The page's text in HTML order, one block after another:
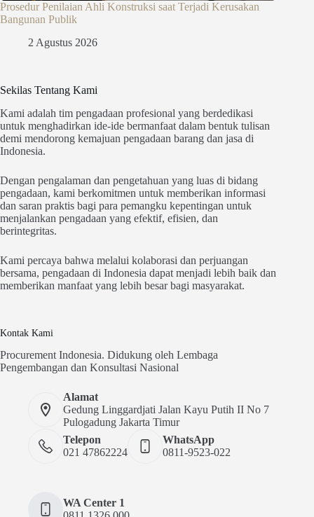
Prosedur Penilaian Ahli Konstruksi saat Terjadi Kerusakan
Bangunan Publik
2 Agustus 2026
Sekilas Tentang Kami
Kami adalah tim pengadaan profesional yang berdedikasi
untuk menghadirkan ide-ide bermanfaat dalam bentuk tulisan
demi mendorong kemajuan pengadaan barang dan jasa di
Indonesia.
Dengan pengalaman dan pengetahuan yang luas di bidang
pengadaan, kami berkomitmen untuk memberikan informasi
dan saran praktis bagi para pemangku kepentingan untuk
menjalankan pengadaan yang efektif, efisien, dan
berintegritas.
Kami percaya bahwa melalui kolaborasi dan perjuangan
bersama, pengadaan di Indonesia dapat menjadi lebih baik dan
memberikan manfaat yang lebih besar bagi masyarakat.
Kontak Kami
Procurement Indonesia. Didukung oleh Lembaga
Pengembangan dan Konsultasi Nasional
Alamat
Gedung Linggardjati Jalan Kayu Putih II No 7
Pulogadung Jakarta Timur
Telepon
021 47862224
WhatsApp
0811-9523-022
WA Center 1